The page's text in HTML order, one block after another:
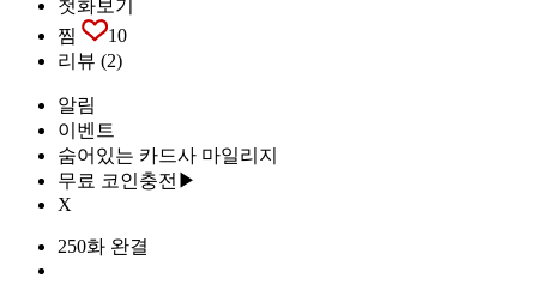
첫화보기
찜
10
리뷰 (2)
알림
이벤트
숨어있는 카드사 마일리지
무료 코인충전▶
X
250화 완결